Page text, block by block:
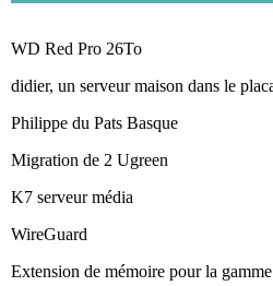
WD Red Pro 26To
didier, un serveur maison dans le
Philippe du Pats Basque
Migration de 2 Ugreen
K7 serveur média
WireGuard
Extension de mémoire pour la